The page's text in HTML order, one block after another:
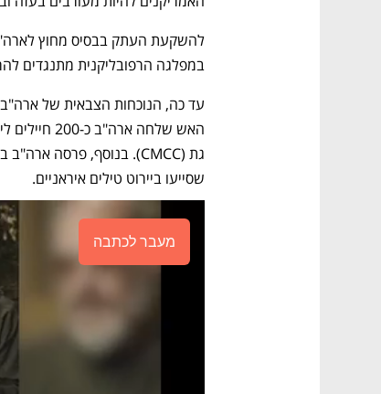
במפלגה הרפובליקנית מתנגדים
שסייעו ביירוט טילים איראניים.
מעבר לכתבה